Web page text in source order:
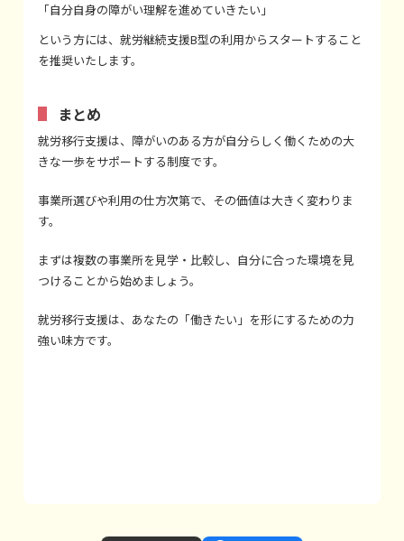
「自分自身の障がい理解を進めていきたい」
という方には、就労継続支援B型の利用からスタートすること
を推奨いたします。
まとめ
就労移行支援は、障がいのある方が自分らしく働くための大
きな一歩をサポートする制度です。
事業所選びや利用の仕方次第で、その価値は大きく変わりま
す。
まずは複数の事業所を見学・比較し、自分に合った環境を見
つけることから始めましょう。
就労移行支援は、あなたの「働きたい」を形にするための力
強い味方です。